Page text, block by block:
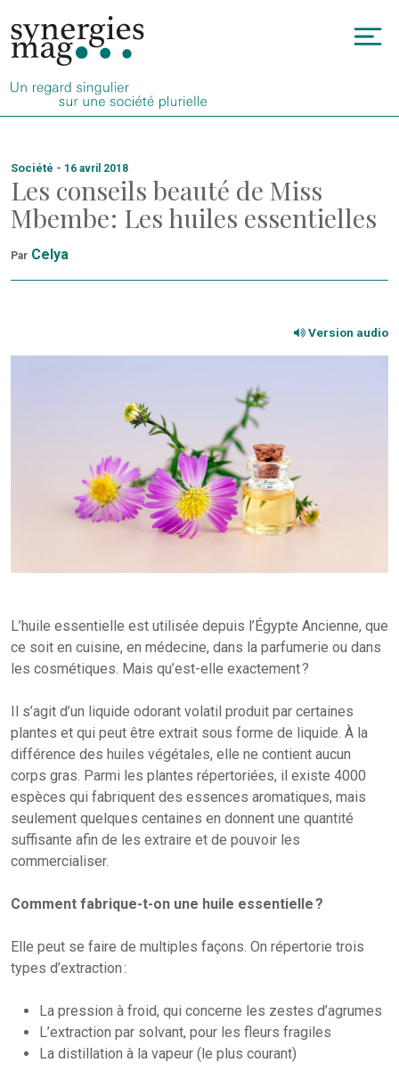
au
contenu
Société - 16 avril 2018
Les conseils beauté de Miss
Mbembe : Les huiles essentielles
Par Celya
Version audio
L’huile essentielle est utilisée depuis l’Égypte Ancienne, que
ce soit en cuisine, en médecine, dans la parfumerie ou dans
les cosmétiques. Mais qu’est-elle exactement ?
Il s’agit d’un liquide odorant volatil produit par certaines
plantes et qui peut être extrait sous forme de liquide. À la
différence des huiles végétales, elle ne contient aucun
corps gras. Parmi les plantes répertoriées, il existe 4000
espèces qui fabriquent des essences aromatiques, mais
seulement quelques centaines en donnent une quantité
suffisante afin de les extraire et de pouvoir les
commercialiser.
Comment fabrique-t-on une huile essentielle ?
Elle peut se faire de multiples façons. On répertorie trois
types d’extraction :
La pression à froid, qui concerne les zestes d’agrumes
L’extraction par solvant, pour les fleurs fragiles
La distillation à la vapeur (le plus courant)